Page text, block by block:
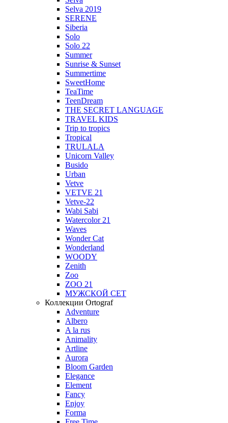
Selva 2019
SERENE
Siberia
Solo
Solo 22
Summer
Sunrise & Sunset
Summertime
SweetHome
TeaTime
TeenDream
THE SECRET LANGUAGE
TRAVEL KIDS
Trip to tropics
Tropical
TRULALA
Unicorn Valley
Busido
Urban
Vetve
VETVE 21
Vetve-22
Wabi Sabi
Watercolor 21
Waves
Wonder Cat
Wonderland
WOODY
Zenith
Zoo
ZOO 21
МУЖСКОЙ СЕТ
Коллекции Ortograf
Adventure
Albero
A la rus
Animality
Artline
Aurora
Bloom Garden
Elegance
Element
Fancy
Enjoy
Forma